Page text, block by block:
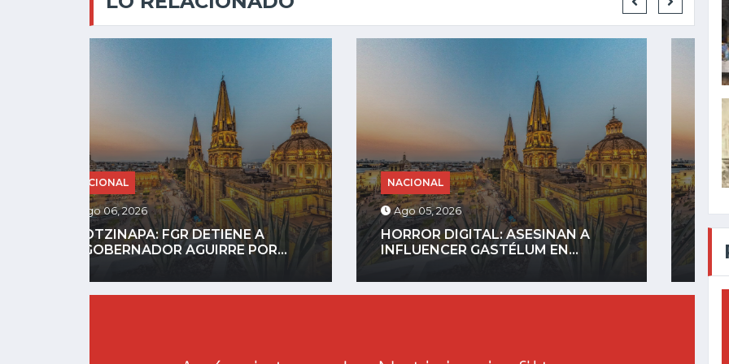
NACIONAL
Ago 05, 2026
HORROR DIGITAL: ASESINAN A
INFLUENCER GASTÉLUM EN...
NACIONAL
Ago 04, 2026
GOBIERNO DEFINIRÁ REGLAS PARA
CELULARES